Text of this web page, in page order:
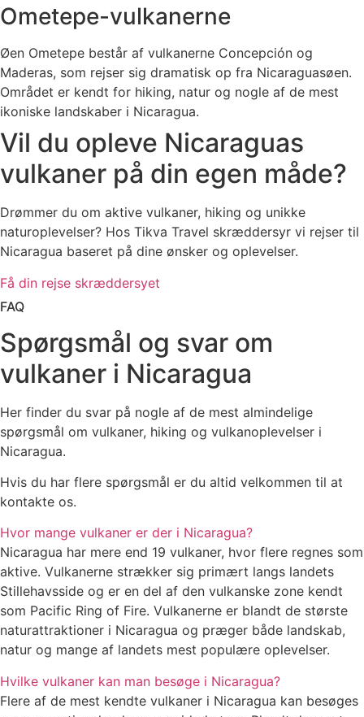
Ometepe-vulkanerne
Øen Ometepe består af vulkanerne Concepción og
Maderas, som rejser sig dramatisk op fra Nicaraguasøen.
Området er kendt for hiking, natur og nogle af de mest
ikoniske landskaber i Nicaragua.
Vil du opleve Nicaraguas
vulkaner på din egen måde?
Drømmer du om aktive vulkaner, hiking og unikke
naturoplevelser? Hos Tikva Travel skræddersyr vi rejser til
Nicaragua baseret på dine ønsker og oplevelser.
Få din rejse skræddersyet
FAQ
Spørgsmål og svar om
vulkaner i Nicaragua
Her finder du svar på nogle af de mest almindelige
spørgsmål om vulkaner, hiking og vulkanoplevelser i
Nicaragua.
Hvis du har flere spørgsmål er du altid velkommen til at
kontakte os.
Hvor mange vulkaner er der i Nicaragua?
Nicaragua har mere end 19 vulkaner, hvor flere regnes som
aktive. Vulkanerne strækker sig primært langs landets
Stillehavsside og er en del af den vulkanske zone kendt
som Pacific Ring of Fire. Vulkanerne er blandt de største
naturattraktioner i Nicaragua og præger både landskab,
natur og mange af landets mest populære oplevelser.
Hvilke vulkaner kan man besøge i Nicaragua?
Flere af de mest kendte vulkaner i Nicaragua kan besøges